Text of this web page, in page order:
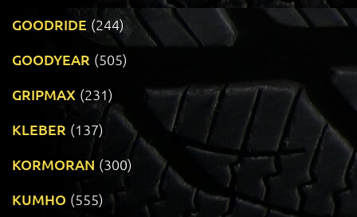
GOODRIDE (244)
GOODYEAR (505)
GRIPMAX (231)
KLEBER (137)
KORMORAN (300)
KUMHO (555)